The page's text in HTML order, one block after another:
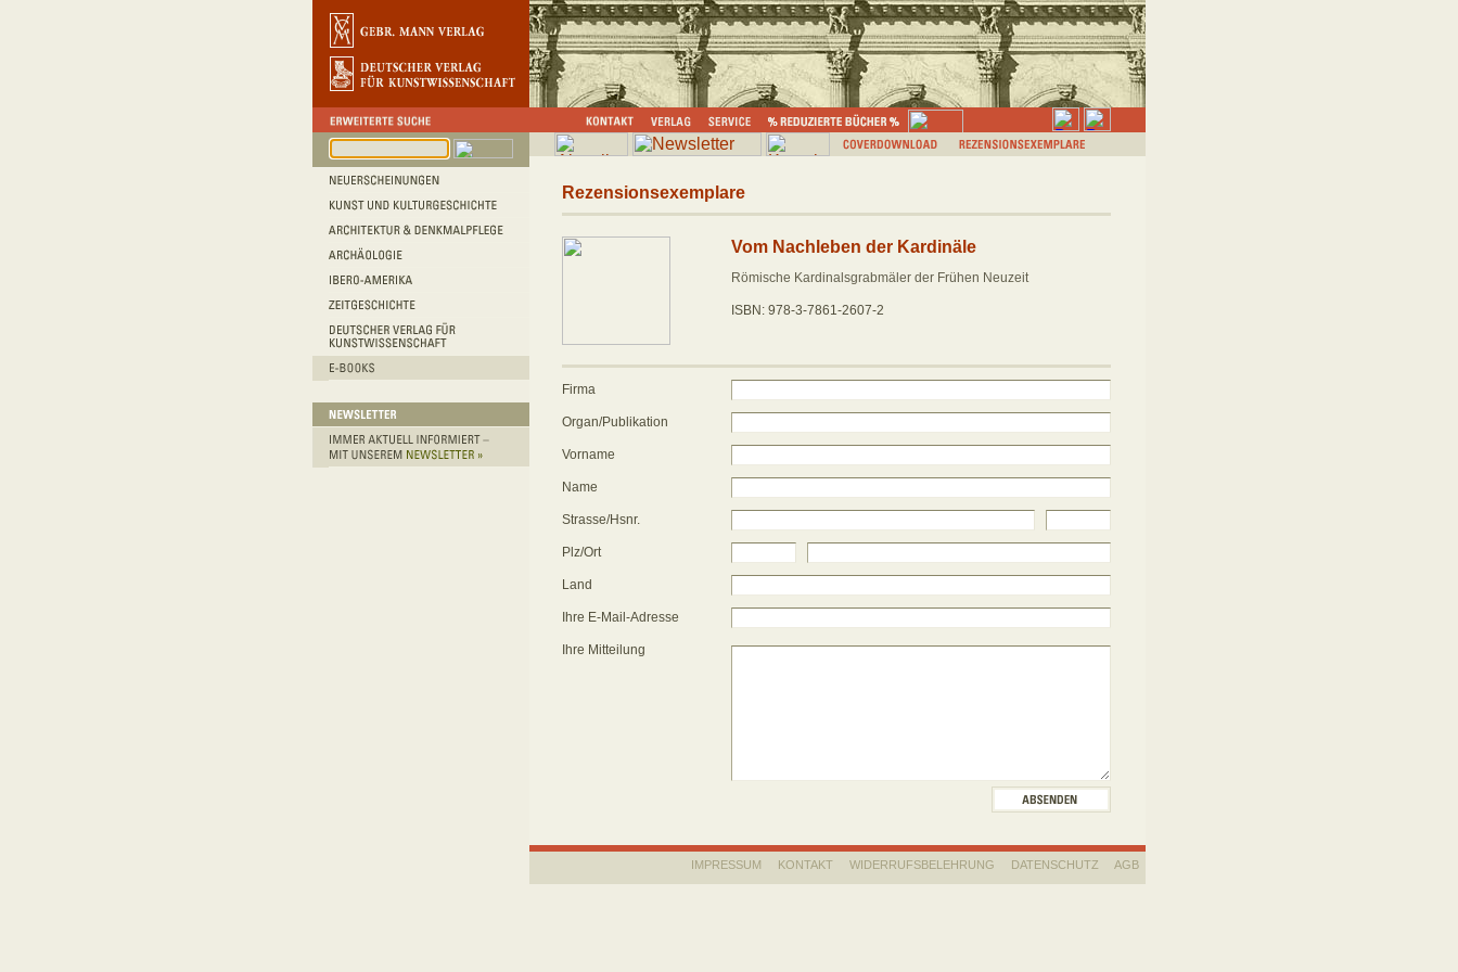
Rezensionsexemplare
Vom Nachleben der Kardinäle
Römische Kardinalsgrabmäler der Frühen Neuzeit
ISBN: 978-3-7861-2607-2
Firma
Organ/Publikation
Vorname
Name
Strasse/Hsnr.
Plz/Ort
Land
Ihre E-Mail-Adresse
Ihre Mitteilung
IMPRESSUM KONTAKT WIDERRUFSBELEHRUNG DATENSCHUTZ AGB